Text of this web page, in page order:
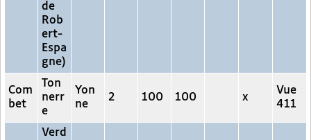
de
Rob
ert-
Espa
gne)
Com
bet
Ton
nerr
e
Yon
ne
2 100 100 x
Vue
411
Verd